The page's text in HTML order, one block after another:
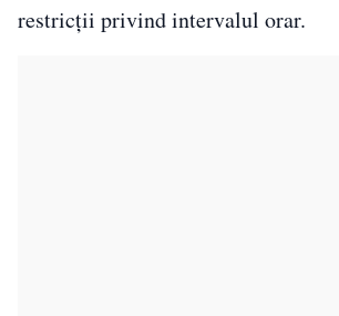
restricţii privind intervalul orar.